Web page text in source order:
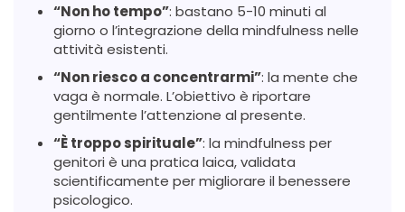
“Non ho tempo”: bastano 5-10 minuti al
giorno o l’integrazione della mindfulness nelle
attività esistenti.
“Non riesco a concentrarmi”: la mente che
vaga è normale. L’obiettivo è riportare
gentilmente l’attenzione al presente.
“È troppo spirituale”: la mindfulness per
genitori è una pratica laica, validata
scientificamente per migliorare il benessere
psicologico.